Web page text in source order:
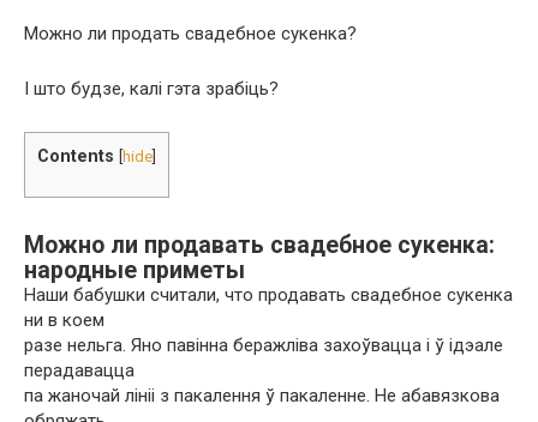
Можно ли продать свадебное сукенка?
І што будзе, калі гэта зрабіць?
Contents [hide]
Можно ли продавать свадебное сукенка:
народные приметы
Наши бабушки считали, что продавать свадебное сукенка
ни в коем
разе нельга. Яно павінна беражліва захоўвацца і ў ідэале
перадавацца
па жаночай лініі з пакалення ў пакаленне. Не абавязкова